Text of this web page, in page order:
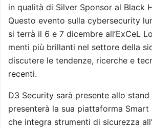
in qualità di Silver Sponsor al Black
Questo evento sulla cybersecurity
si terrà il 6 e 7 dicembre all’ExCeL
menti più brillanti nel settore della
discutere le tendenze, ricerche e
recenti.
D3 Security sarà presente allo
presenterà la sua piattaforma Smart
che integra strumenti di sicurezza